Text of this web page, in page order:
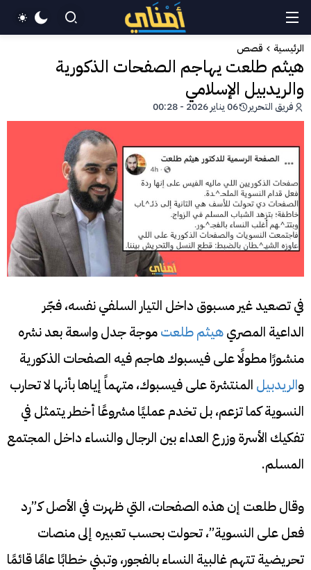
الرئيسية قصص
هيثم طلعت يهاجم الصفحات الذكورية
والريدبيل الإسلامي
فريق التحرير 06 يناير 2026 - 00:28
في تصعيد غير مسبوق داخل التيار السلفي نفسه، فجّر
الداعية المصريهيثم طلعتموجة جدل واسعة بعد نشره
منشورًا مطولًا على فيسبوك هاجم فيه الصفحات الذكورية
والريدبيل المنتشرة على فيسبوك، متهماً إياها بأنها لا تحارب
النسوية كما تزعم، بل تخدم عمليًا مشروعًا أخطر يتمثل في
تفكيك الأسرة وزرع العداء بين الرجال والنساء داخل المجتمع
المسلم.
وقال طلعت إن هذه الصفحات، التي ظهرت في الأصل كـ”رد
فعل على النسوية”، تحولت بحسب تعبيره إلى منصات
تحريضية تتهم غالبية النساء بالفجور، وتبني خطابًا عامًا قائمًا